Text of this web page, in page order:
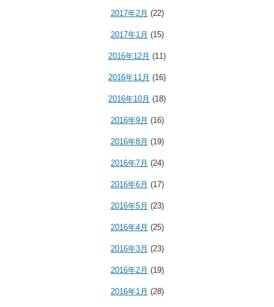
2017年2月 (22)
2017年1月 (15)
2016年12月 (11)
2016年11月 (16)
2016年10月 (18)
2016年9月 (16)
2016年8月 (19)
2016年7月 (24)
2016年6月 (17)
2016年5月 (23)
2016年4月 (25)
2016年3月 (23)
2016年2月 (19)
2016年1月 (28)